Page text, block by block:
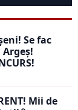
Se fac
Mii de